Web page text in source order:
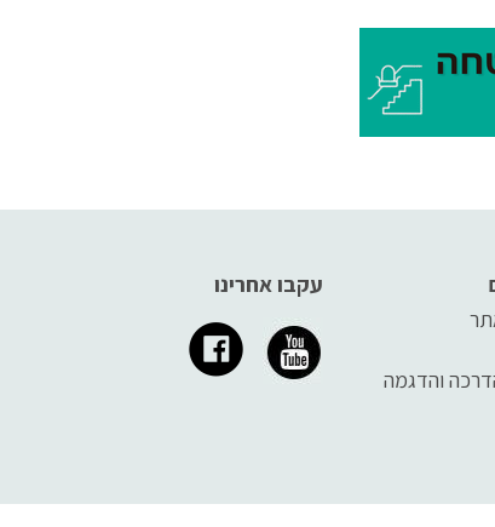
המתקן המתאים ביותר לצורכי
המשתמש. בין הסוגים הקיימים
היום בשוק ניתן למנות מנופים
עקבו אחרינו
והדגמה